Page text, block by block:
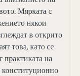
Мярката с
някои
в открито
това, като се
практиката на